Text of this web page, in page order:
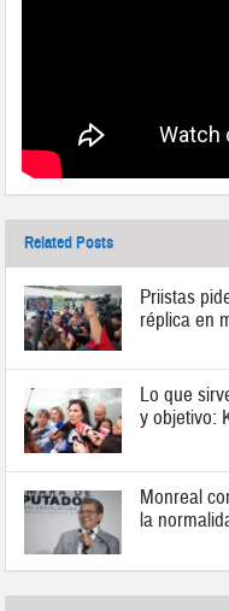
Related Posts
Priistas
réplica en
Lo que
y objetivo:
Monreal
la